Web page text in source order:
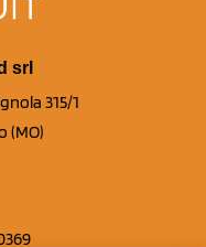
srl
315/1
(MO)